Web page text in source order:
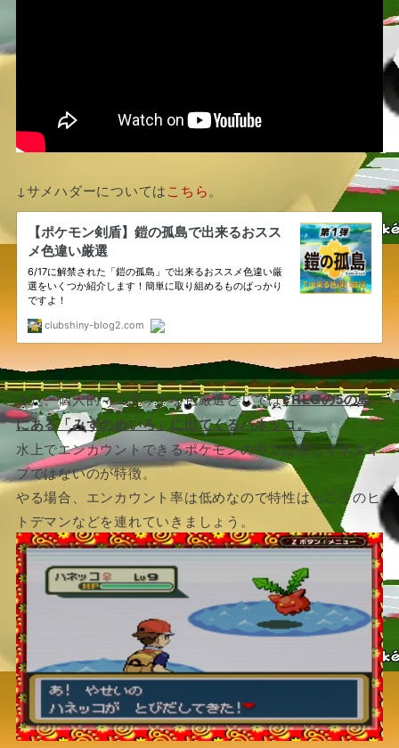
↓サメハダーについてはこちら。
また、個人的マニアックな色厳選としてはFRLGの5の島
にある「みずのめいろ」に出てくるハネッコ。
水上でエンカウントできるポケモンの中では珍しく水タイ
プではないのが特徴。
やる場合、エンカウント率は低めなので特性はっこうのヒ
トデマンなどを連れていきましょう。